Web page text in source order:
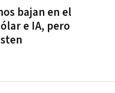
bajan en el
e IA, pero